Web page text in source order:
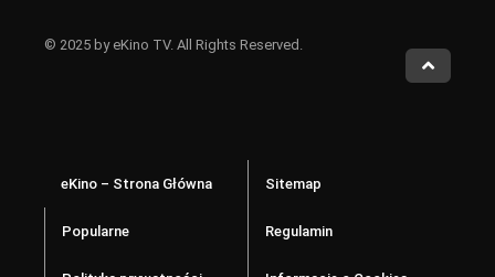
© 2025 by eKino TV. All Rights Reserved.
eKino – Strona Główna Sitemap
Popularne Regulamin